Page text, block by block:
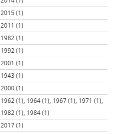
2015 (1)
2011 (1)
1982 (1)
1992 (1)
2001 (1)
1943 (1)
2000 (1)
1962 (1), 1964 (1), 1967 (1), 1971 (1),
1982 (1), 1984 (1)
2017 (1)